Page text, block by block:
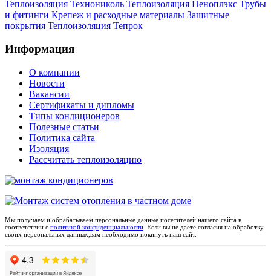
Теплоизоляция Технониколь Теплоизоляция Пеноплэкс Трубы
и фитинги Крепеж и расходные материалы Защитные
покрытия Теплоизоляция Тепрок
Информация
О компании
Новости
Вакансии
Сертификаты и дипломы
Типы кондиционеров
Полезные статьи
Политика сайта
Изоляция
Рассчитать теплоизоляцию
Мы получаем и обрабатываем персональные данные посетителей нашего сайта в
соответствии с политикой конфиденциальности . Если вы не даете согласия на обработку
своих персональных данных,вам необходимо покинуть наш сайт.